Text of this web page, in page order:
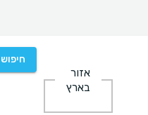
אזור
בארץ
חיפוש